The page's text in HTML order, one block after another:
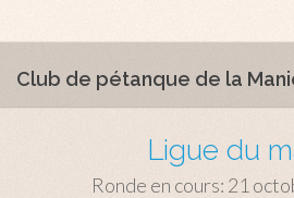
Club de pétanque de la
Ligue du
Ronde en cours: 21